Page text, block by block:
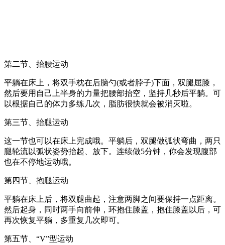
第二节、抬腰运动
平躺在床上，将双手枕在后脑勺(或者脖子)下面，双腿屈膝，
然后要用自己上半身的力量把腰部抬空，坚持几秒后平躺。可
以根据自己的体力多练几次，脂肪很快就会被消灭啦。
第三节、抬腿运动
这一节也可以在床上完成哦。平躺后，双腿做弧状弯曲，两只
腿轮流以弧状姿势抬起、放下。连续做5分钟，你会发现腹部
也在不停地运动哦。
第四节、抱腿运动
平躺在床上后，将双腿曲起，注意两脚之间要保持一点距离。
然后起身，同时两手向前伸，环抱住膝盖，抱住膝盖以后，可
再次恢复平躺，多重复几次即可。
第五节、“V”型运动